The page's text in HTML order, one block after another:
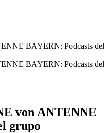
BAYERN: Podcasts del
BAYERN: Podcasts del
von ANTENNE
grupo